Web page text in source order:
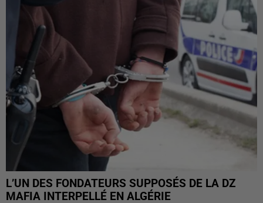
L’UN DES FONDATEURS SUPPOSÉS DE LA DZ
MAFIA INTERPELLÉ EN ALGÉRIE